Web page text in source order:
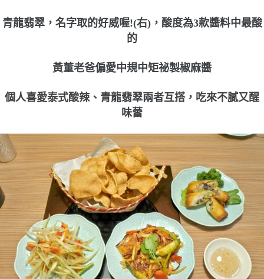
青龍翡翠，名字取的好威喔!(右)，酸度為3款醬料中最酸
的
黃董老爸偏愛中規中矩祕製椒麻醬
個人喜愛泰式酸辣、青龍翡翠兩者互搭，吃來不膩又醒
味蕾